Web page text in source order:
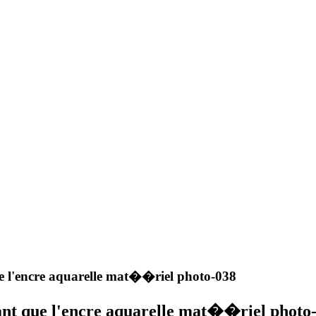
l'encre aquarelle mat��riel photo-038
que l'encre aquarelle mat��riel